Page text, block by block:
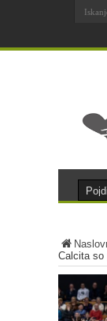
Calcita so